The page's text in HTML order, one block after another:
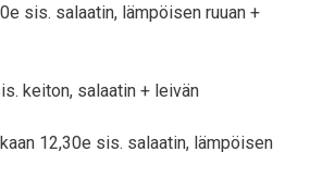
sis. salaatin, lämpöisen ruuan +
keiton, salaatin + leivän
12,30e sis. salaatin, lämpöisen